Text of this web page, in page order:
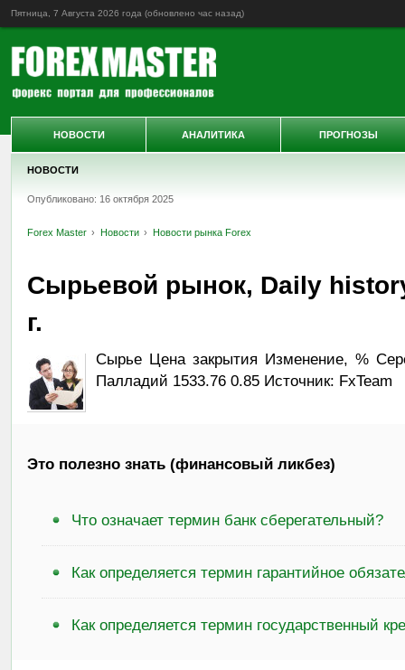
Пятница, 7 Августа 2026 года (обновлено час назад)
НОВОСТИ
Опубликовано: 16 октября 2025
Forex Master Новости Новости рынка Forex
Сырьевой рынок, Daily
г.
Сырье Цена закрытия Изменение, %
Палладий 1533.76 0.85 Источник: FxTeam
Это полезно знать (финансовый ликбез)
Что означает термин банк сберегательный?
Как определяется термин гарантийное
Как определяется термин государственный
НОВОСТИ АНАЛИТИКА ПРОГНОЗЫ